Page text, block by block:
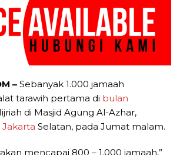
– Sebanyak 1.000 jamaah
tarawih pertama di bulan
di Masjid Agung Al-Azhar,
Jakarta Selatan, pada Jumat malam.
mencapai 800 – 1.000 jamaah,”